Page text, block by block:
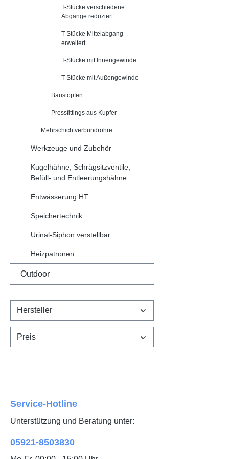
T-Stücke verschiedene
Abgänge reduziert
T-Stücke Mittelabgang
erweitert
T-Stücke mit Innengewinde
T-Stücke mit Außengewinde
Baustopfen
Pressfittings aus Kupfer
Mehrschichtverbundrohre
Werkzeuge und Zubehör
Kugelhähne, Schrägsitzventile,
Befüll- und Entleerungshähne
Entwässerung HT
Speichertechnik
Urinal-Siphon verstellbar
Heizpatronen
Outdoor
Hersteller
Preis
Service-Hotline
Unterstützung und Beratung unter:
05921-8503830